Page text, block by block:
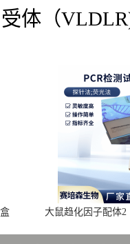
体（
大鼠趋化因子配体2